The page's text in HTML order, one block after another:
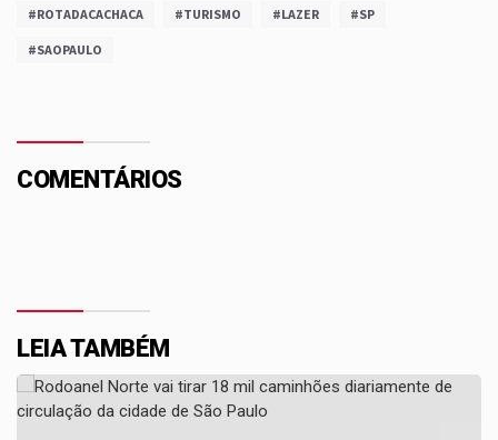
#ROTADACACHACA #TURISMO #LAZER #SP
#SAOPAULO
COMENTÁRIOS
LEIA TAMBÉM